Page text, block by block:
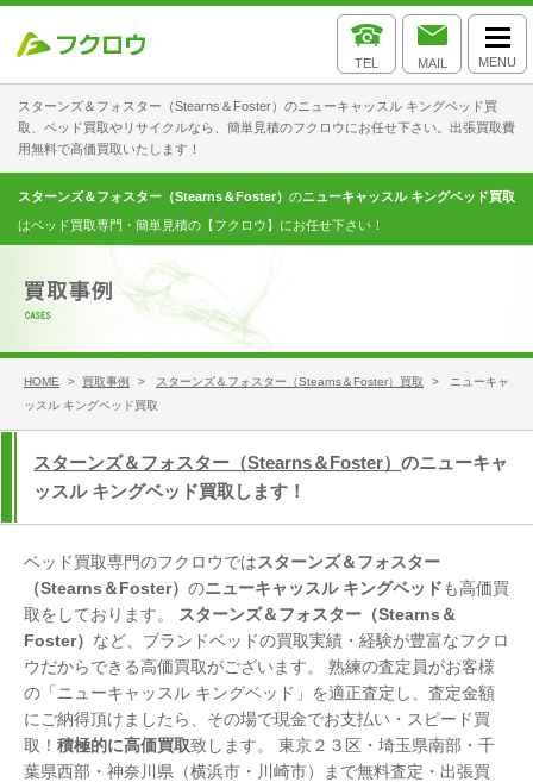
スターンズ＆フォスター（Stearns＆Foster）のニューキャッスル キングベッド買
取、ベッド買取やリサイクルなら、簡単見積のフクロウにお任せ下さい。出張買取費
用無料で高価買取いたします！
TEL MAIL MENU
スターンズ＆フォスター（Stearns＆Foster） のニューキャッスル キングベッド買取
はベッド買取専門・簡単見積の【フクロウ】にお任せ下さい！
HOME > 買取事例 > スターンズ＆フォスター（Stearns＆Foster）買取
> ニューキャ
ッスル キングベッド買取
スターンズ＆フォスター（Stearns＆Foster） のニューキャ
ッスル キングベッド買取します！
ベッド買取専門のフクロウではスターンズ＆フォスター
（Stearns＆Foster） のニューキャッスル キングベッドも高価買
取をしております。
スターンズ＆フォスター（Stearns＆
Foster） など、ブランドベッドの買取実績・経験が豊富なフクロ
ウだからできる高価買取がございます。 熟練の査定員がお客様
の「ニューキャッスル キングベッド」を適正査定し、査定金額
にご納得頂けましたら、その場で現金でお支払い・スピード買
取！ 積極的に高価買取致します。 東京２３区・埼玉県南部・千
葉県西部・神奈川県（横浜市・川崎市）まで無料査定・出張買